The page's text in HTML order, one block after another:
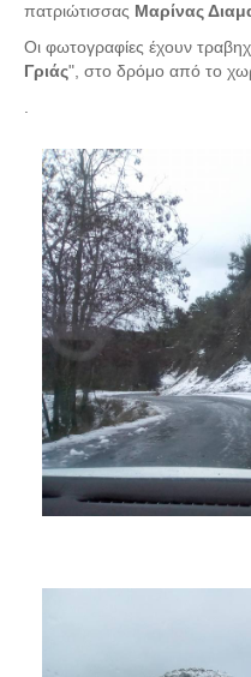
πατριώτισσας Μαρίνας
Οι φωτογραφίες έχουν
Γριάς", στο δρόμο από το
.